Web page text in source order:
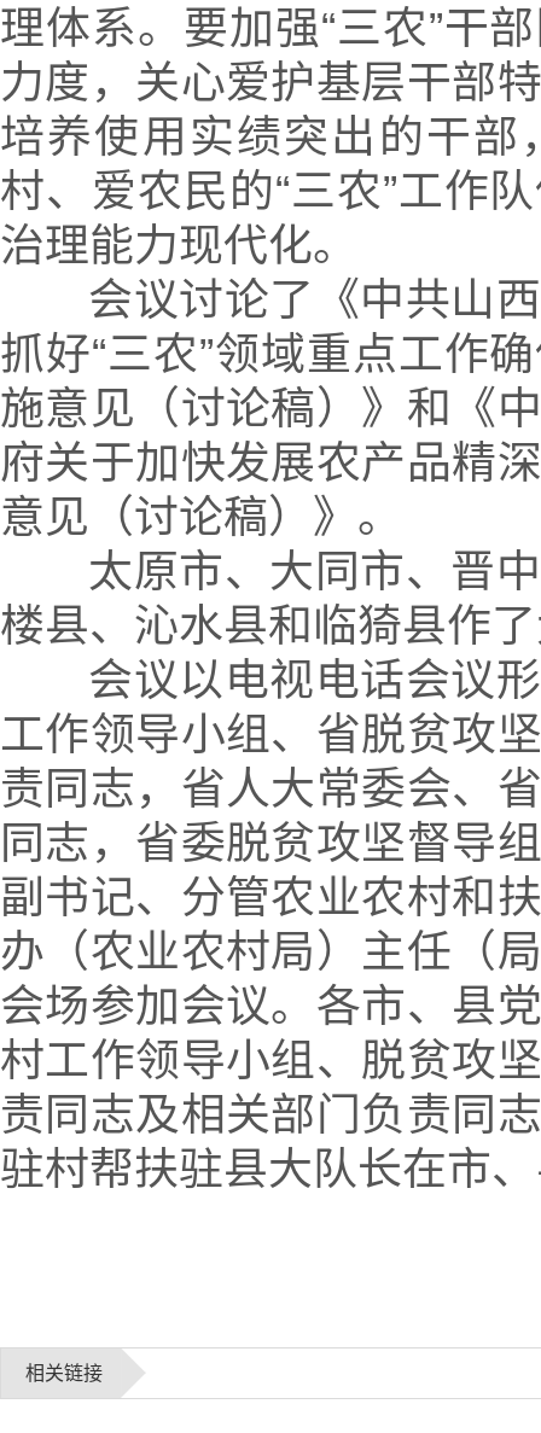
理体系。要加强“三农”干
力度，关心爱护基层干部
培养使用实绩突出的干
村、爱农民的“三农”工作
治理能力现代化。
会议讨论了《中共山西
抓好“三农”领域重点工作
施意见（讨论稿）》和《
府关于加快发展农产品精
意见（讨论稿）》。
太原市、大同市、晋中
楼县、沁水县和临猗县作
会议以电视电话会议形
工作领导小组、省脱贫攻
责同志，省人大常委会、
同志，省委脱贫攻坚督导
副书记、分管农业农村和
办（农业农村局）主任（
会场参加会议。各市、县
村工作领导小组、脱贫攻
责同志及相关部门负责同
驻村帮扶驻县大队长在市
相关链接